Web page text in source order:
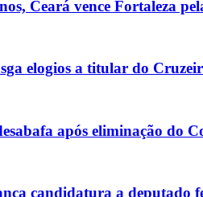
Ceará vence Fortaleza
elogios a titular do
após eliminação do
candidatura a deputado